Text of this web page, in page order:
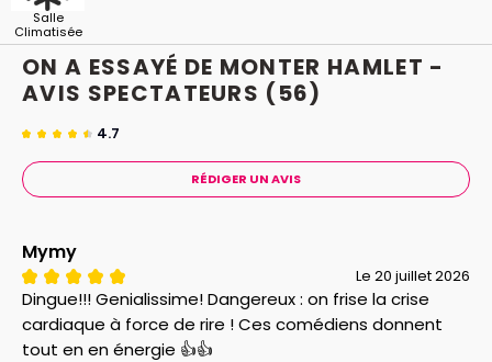
Salle
Climatisée
ON A ESSAYÉ DE MONTER HAMLET -
AVIS SPECTATEURS (56)
4.7
RÉDIGER UN AVIS
Mymy
Le 20 juillet 2026
Dingue!!! Genialissime! Dangereux : on frise la crise
cardiaque à force de rire ! Ces comédiens donnent
tout en en énergie 👍👍